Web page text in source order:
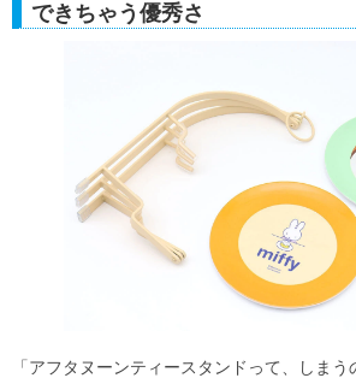
できちゃう優秀さ
「アフタヌーンティースタンドって、しま